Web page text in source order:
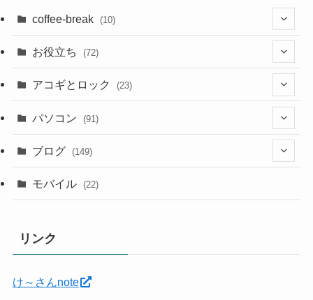
coffee-break (10)
(1)
お役立ち (72)
(12)
(5) (6)
(2) (24)
アコギとロック (23)
(10)
パソコン (91)
(22)
(30)
ブログ (149)
(91)
モバイル (22)
リンク
け～さんnote